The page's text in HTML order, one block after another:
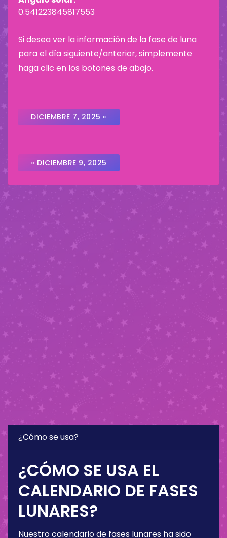
0.541223845817553
Si desea ver la información de la fase de luna
para el día siguiente/anterior, simplemente
haga clic en los botones de abajo.
DICIEMBRE 7, 2025 «
» DICIEMBRE 9, 2025
¿Cómo se usa?
¿CÓMO SE USA EL
CALENDARIO DE FASES
LUNARES?
Nuestro calendario de fases lunares ha sido